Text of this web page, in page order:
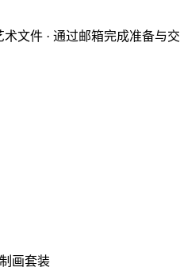
文件 · 通过邮箱完成准备与
画套装